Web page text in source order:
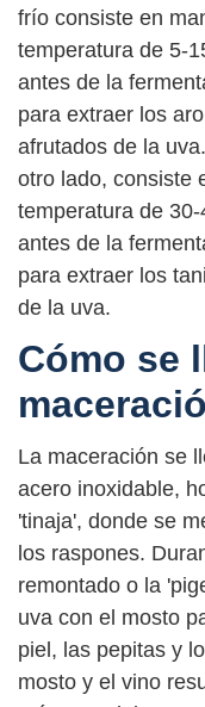
frío consiste en
temperatura de 5-
antes de la
para extraer los
afrutados de la
otro lado, consiste
temperatura de
antes de la
para extraer los
de la uva.
Cómo se
La maceración se
acero inoxidable,
'tinaja', donde se
los raspones.
remontado o la
uva con el mosto
piel, las pepitas y
mosto y el vino